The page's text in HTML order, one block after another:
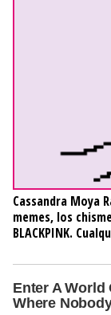
Cassandra Moya
memes, los
BLACKPINK.